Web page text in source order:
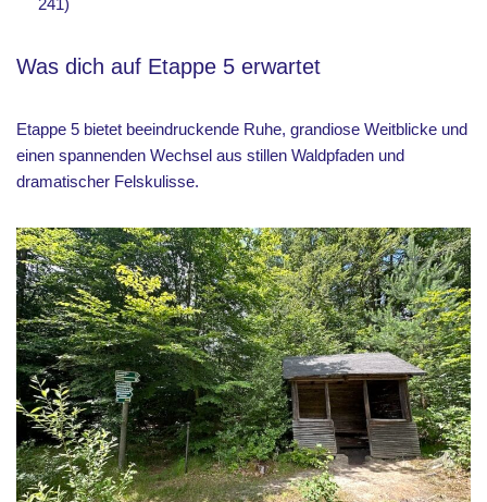
241)
Was dich auf Etappe 5 erwartet
Etappe 5 bietet beeindruckende Ruhe, grandiose Weitblicke und
einen spannenden Wechsel aus stillen Waldpfaden und
dramatischer Felskulisse.